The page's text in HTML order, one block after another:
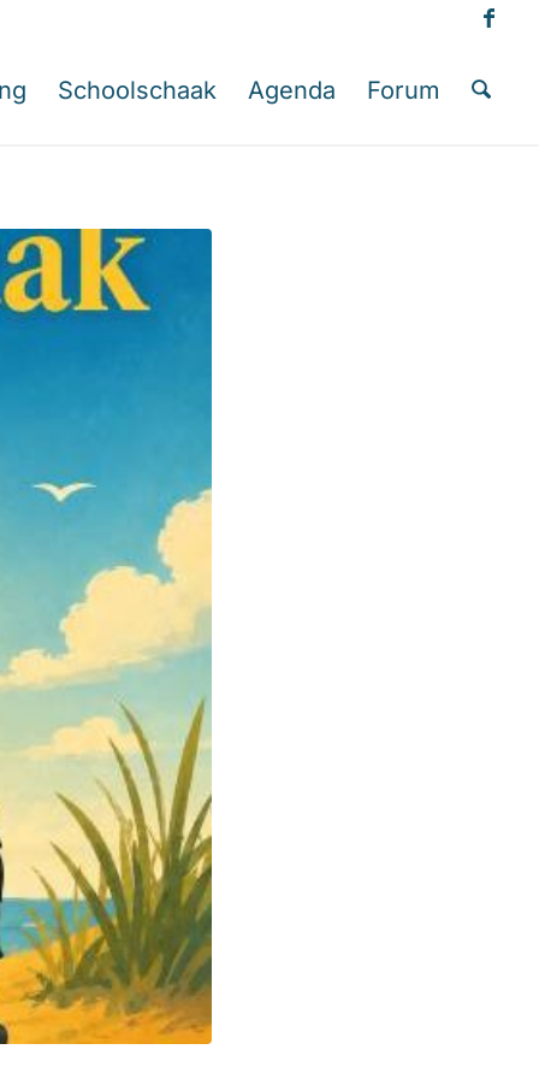
Schoolschaak Agenda Forum